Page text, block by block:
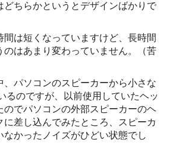
どちらかというとデザインばかりで
間は短くなっていますけど、長時間
のはあまり変わっていません。（苦
、パソコンのスピーカーから小さな
るのですが、以前使用していたヘッ
のでパソコンの外部スピーカーのヘ
に差し込んでみたところ、スピーカ
なかったノイズがひどい状態でし